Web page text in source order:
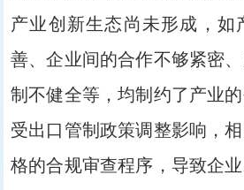
产业创新生态尚未形成，如
善、企业间的合作不够紧密
制不健全等，均制约了产业
受出口管制政策调整影响，
格的合规审查程序，导致企